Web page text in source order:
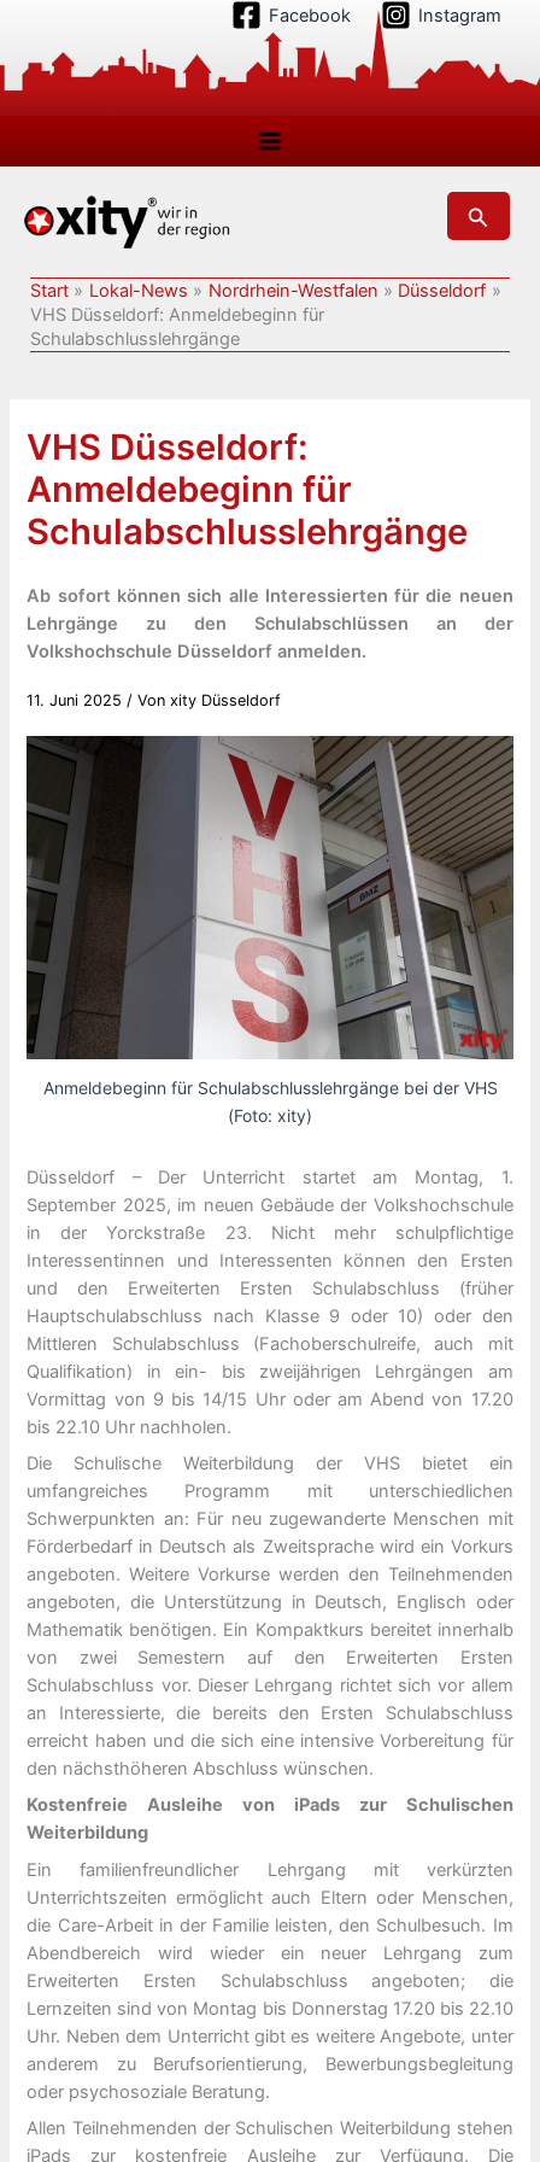
springen
Facebook Instagram
Suchen
Start Lokal-News Nordrhein-Westfalen
Düsseldorf
VHS Düsseldorf: Anmeldebeginn für
Schulabschlusslehrgänge
VHS Düsseldorf:
Anmeldebeginn für
Schulabschlusslehrgänge
Ab sofort können sich alle Interessierten für die neuen
Lehrgänge zu den Schulabschlüssen an der
Volkshochschule Düsseldorf anmelden.
11. Juni 2025 / Vonxity Düsseldorf
Anmeldebeginn für Schulabschlusslehrgänge bei der VHS
(Foto: xity)
Düsseldorf – Der Unterricht startet am Montag, 1.
September 2025, im neuen Gebäude der Volkshochschule
in der Yorckstraße 23. Nicht mehr schulpflichtige
Interessentinnen und Interessenten können den Ersten
und den Erweiterten Ersten Schulabschluss (früher
Hauptschulabschluss nach Klasse 9 oder 10) oder den
Mittleren Schulabschluss (Fachoberschulreife, auch mit
Qualifikation) in ein- bis zweijährigen Lehrgängen am
Vormittag von 9 bis 14/15 Uhr oder am Abend von 17.20
bis 22.10 Uhr nachholen.
Die Schulische Weiterbildung der VHS bietet ein
umfangreiches Programm mit unterschiedlichen
Schwerpunkten an: Für neu zugewanderte Menschen mit
Förderbedarf in Deutsch als Zweitsprache wird ein Vorkurs
angeboten. Weitere Vorkurse werden den Teilnehmenden
angeboten, die Unterstützung in Deutsch, Englisch oder
Mathematik benötigen. Ein Kompaktkurs bereitet innerhalb
von zwei Semestern auf den Erweiterten Ersten
Schulabschluss vor. Dieser Lehrgang richtet sich vor allem
an Interessierte, die bereits den Ersten Schulabschluss
erreicht haben und die sich eine intensive Vorbereitung für
den nächsthöheren Abschluss wünschen.
Kostenfreie Ausleihe von iPads zur Schulischen
Weiterbildung
Ein familienfreundlicher Lehrgang mit verkürzten
Unterrichtszeiten ermöglicht auch Eltern oder Menschen,
die Care-Arbeit in der Familie leisten, den Schulbesuch. Im
Abendbereich wird wieder ein neuer Lehrgang zum
Erweiterten Ersten Schulabschluss angeboten; die
Lernzeiten sind von Montag bis Donnerstag 17.20 bis 22.10
Uhr. Neben dem Unterricht gibt es weitere Angebote, unter
anderem zu Berufsorientierung, Bewerbungsbegleitung
oder psychosoziale Beratung.
Allen Teilnehmenden der Schulischen Weiterbildung stehen
iPads zur kostenfreie Ausleihe zur Verfügung. Die